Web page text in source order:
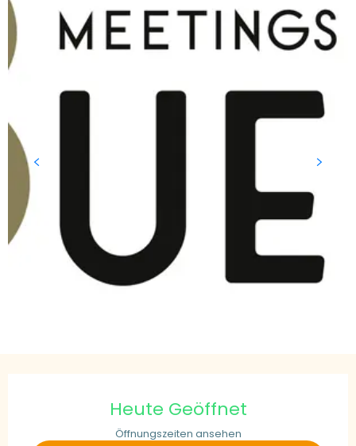
Heute Geöffnet
Öffnungszeiten ansehen